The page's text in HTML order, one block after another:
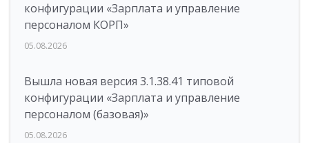
конфигурации «Зарплата и управление
персоналом КОРП»
05.08.2026
Вышла новая версия 3.1.38.41 типовой
конфигурации «Зарплата и управление
персоналом (базовая)»
05.08.2026